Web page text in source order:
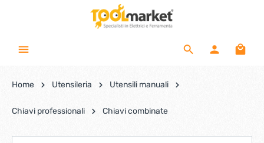
Home Utensileria Utensili manuali
Chiavi professionali Chiavi combinate